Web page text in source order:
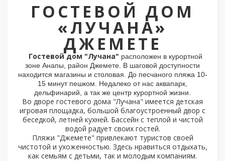
ГОСТЕВОЙ ДОМ
«ЛУЧАНА»
ДЖЕМЕТЕ
Гостевой дом "Лучана" расположен в курортной
зоне Анапы, район Джемете. В шаговой доступности
находится магазины и столовая. До песчаного пляжа 10-
15 минут пешком. Недалеко от нас аквапарк,
дельфинарий, а так же центр курортной жизни.
Во дворе гостевого дома "Лучана" имеется детская
игровая площадка, большой благоустроенный двор с
беседкой, летней кухней. Бассейн с теплой и чистой
водой радует своих гостей.
Пляжи "Джемете" привлекают туристов своей
чистотой и ухоженностью. Здесь нравиться отдыхать,
как семьям с детьми, так и молодым компаниям.